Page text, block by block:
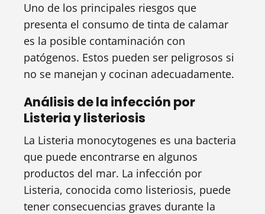
Uno de los principales riesgos que
presenta el consumo de tinta de calamar
es la posible contaminación con
patógenos. Estos pueden ser peligrosos si
no se manejan y cocinan adecuadamente.
Análisis de la infección por
Listeria y listeriosis
La Listeria monocytogenes es una bacteria
que puede encontrarse en algunos
productos del mar. La infección por
Listeria, conocida como listeriosis, puede
tener consecuencias graves durante la